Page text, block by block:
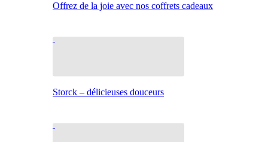
Offrez de la joie avec nos coffrets cadeaux
Storck – délicieuses douceurs